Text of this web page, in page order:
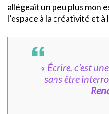
allégeait un peu plus mon
l’espace à la créativité et à
« Écrire, c’est
sans être